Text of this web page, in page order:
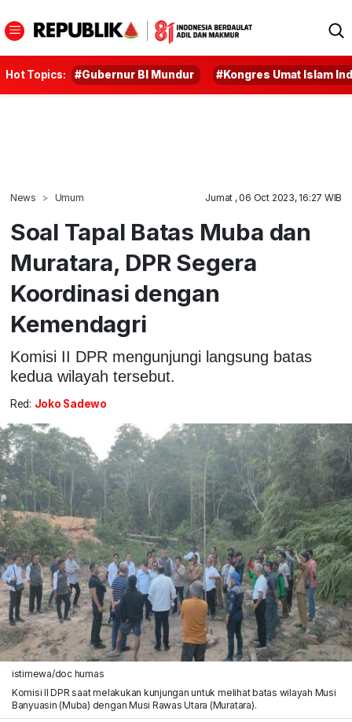
Hot Topics: #Gubernur BI Mundur #Kongres Umat Islam
News Umum Jumat , 06 Oct 2023, 16:27 WIB
Soal Tapal Batas Muba dan
Muratara, DPR Segera
Koordinasi dengan
Kemendagri
Komisi II DPR mengunjungi langsung batas
kedua wilayah tersebut.
Red: Joko Sadewo
istimewa/doc humas
Komisi II DPR saat melakukan kunjungan untuk melihat batas wilayah Musi
Banyuasin (Muba) dengan Musi Rawas Utara (Muratara).